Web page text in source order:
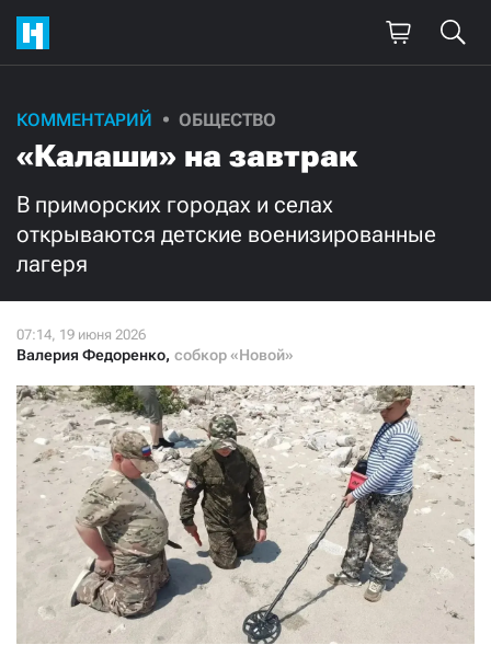
КОММЕНТАРИЙ ОБЩЕСТВО
«Калаши» на завтрак
В приморских городах и селах
открываются детские военизированные
лагеря
Валерия Федоренко, собкор «Новой»
Поддержите
нашу работу!
Ежемесячно Разово
Нажимая кнопку «Стать соучастником»,
я принимаю условия и подтверждаю свое гражданство РФ
СТАТЬ СОУЧАСТНИКОМ
ПОДЕЛИТЬСЯ С ДРУЗЬЯМИ
Если у вас есть вопросы, пишите donate@novayagazeta.ru
или
звоните:
+7 (929) 612-03-68